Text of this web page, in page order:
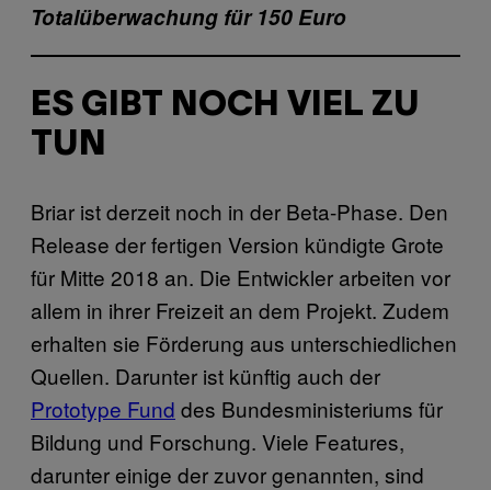
Totalüberwachung für 150 Euro
ES GIBT NOCH VIEL ZU
TUN
Briar ist derzeit noch in der Beta-Phase. Den
Release der fertigen Version kündigte Grote
für Mitte 2018 an. Die Entwickler arbeiten vor
allem in ihrer Freizeit an dem Projekt. Zudem
erhalten sie Förderung aus unterschiedlichen
Quellen. Darunter ist künftig auch der
Prototype Fund des Bundesministeriums für
Bildung und Forschung. Viele Features,
darunter einige der zuvor genannten, sind